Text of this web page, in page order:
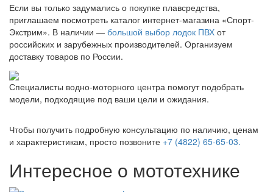
Если вы только задумались о покупке плавсредства,
приглашаем посмотреть каталог интернет-магазина «Спорт-
Экстрим». В наличии — большой выбор лодок ПВХ от
российских и зарубежных производителей. Организуем
доставку товаров по России.
Специалисты водно-моторного центра помогут подобрать
модели, подходящие под ваши цели и ожидания.
Чтобы получить подробную консультацию по наличию, ценам
и характеристикам, просто позвоните +7 (4822) 65-65-03.
Интересное о мототехнике